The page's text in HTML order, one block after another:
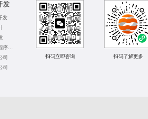
发
发
苏州支付宝小程序开发
司
司
扫码立即咨询 扫码了解更多